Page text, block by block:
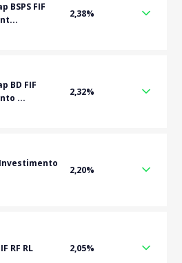
BSPS FIF
2,38%
BD FIF
...
2,32%
2,20%
RF RL 2,05%